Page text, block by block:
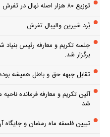
توزیع ۸۰ هزار اصله نهال در تفرش
بُرد شیرین والیبال تفرش
جلسه تکریم و معارفه رئیس بنیاد
برگزار شد.
تقابل جبهه حق و باطل همیشه
آئین تکریم و معارفه فرمانده
شد
تبیین فلسفه ماه رمضان و جایگاه